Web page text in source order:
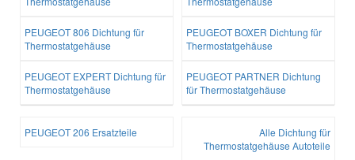
PEUGEOT 806 Dichtung für
Thermostatgehäuse
PEUGEOT BOXER Dichtung für
Thermostatgehäuse
PEUGEOT EXPERT Dichtung für
Thermostatgehäuse
PEUGEOT PARTNER Dichtung
für Thermostatgehäuse
PEUGEOT 206 Ersatzteile
Alle Dichtung für
Thermostatgehäuse Autoteile